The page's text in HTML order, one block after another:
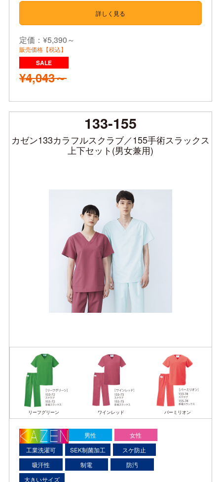
詳しく見る
定価：¥5,390～
販売価格【税込】
¥4,043～
133-155
カゼン133カラフルスクラブ／155手術スラックス
上下セット(男女兼用)
リーフグリーン ワインレッド バーミリオン
男性
女性
工業洗濯可
SEK制菌加工
スケ防止
吸汗性
制電
防汚
大きいサイズ